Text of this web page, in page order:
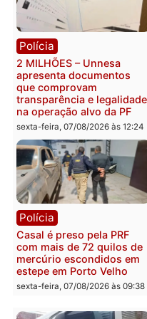
Política
Marcos Rogério
Plano de Governo com
228 projetos, metas
públicas e
acompanhamento de
resultados
sexta-feira, 07/08/2026 às
Polícia
2 MILHÕES – Unnesa
apresenta documentos
que comprovam
transparência e
na operação alvo da PF